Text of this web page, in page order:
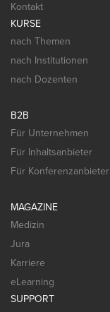
Kontakt
KURSE
nach Themen
nach Institutionen
nach Dozenten
B2B
Für Unternehmen
Für Inhaltsanbieter
Für Konferenzanbieter
MAGAZINE
Medizin
Jura
Karriere
eLearning
SUPPORT